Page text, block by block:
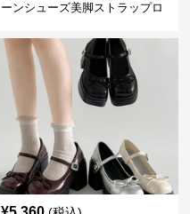
ーンシューズ美脚ストラップロ